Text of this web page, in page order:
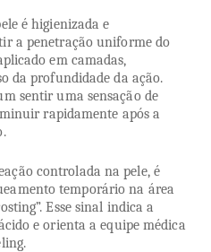
é higienizada e
a penetração uniforme do
em camadas,
da profundidade da ação.
sentir uma sensação de
rapidamente após a
controlada na pele, é
temporário na área
Esse sinal indica a
e orienta a equipe médica